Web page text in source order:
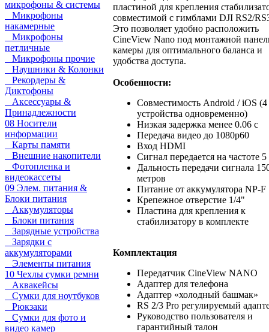
микрофоны & системы
Микрофоны
накамерные
Микрофоны
петличные
Микрофоны прочие
Наушники & Колонки
Рекордеры &
Диктофоны
Аксессуары &
Принадлежности
08 Носители
информации
Карты памяти
Внешние накопители
Фотопленка и
видеокассеты
09 Элем. питания &
Блоки питания
Аккумуляторы
Блоки питания
Зарядные устройства
Зарядки с
аккумуляторами
Элементы питания
10 Чехлы сумки ремни
Аквакейсы
Сумки для ноутбуков
Рюкзаки
Сумки для фото и
видео камер
пластиной для крепления
совместимой с гимблами DJI RS2/
Это позволяет удобно расположить
CineView Nano под монтажной
камеры для оптимального баланса и
удобства доступа.
Особенности:
Совместимость Android / iOS (4
устройства одновременно)
Низкая задержка менее 0.06 с
Передача видео до 1080p60
Вход HDMI
Сигнал передается на частоте
Дальность передачи сигнала
метров
Питание от аккумулятора NP-F
Крепежное отверстие 1/4"
Пластина для крепления к
стабилизатору в комплекте
Комплектация
Передатчик CineView NANO
Адаптер для телефона
Адаптер «холодный башмак»
RS 2/3 Pro регулируемый
Руководство пользователя и
гарантийный талон